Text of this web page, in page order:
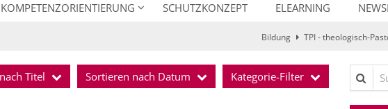
KOMPETENZORIENTIERUNG SCHUTZKONZEPT ELEARNING
Bildung TPI - theologisch-
Titel Sortieren nach Datum Kategorie-Filter Suche